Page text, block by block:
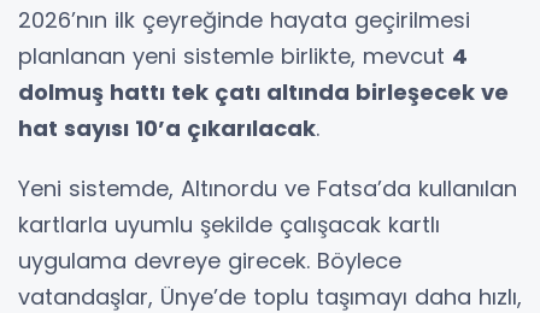
2026’nın ilk çeyreğinde hayata geçirilmesi
planlanan yeni sistemle birlikte, mevcut 4
dolmuş hattı tek çatı altında birleşecek ve
hat sayısı 10’a çıkarılacak.
Yeni sistemde, Altınordu ve Fatsa’da kullanılan
kartlarla uyumlu şekilde çalışacak kartlı
uygulama devreye girecek. Böylece
vatandaşlar, Ünye’de toplu taşımayı daha hızlı,